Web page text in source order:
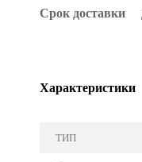
Срок доставки
Характеристики
ТИП